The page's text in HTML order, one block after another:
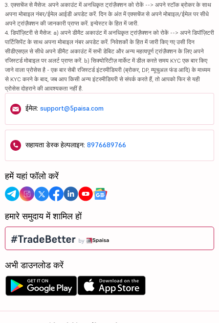
3. एक्सचेंज से मैसेज: अपने अकाउंट में अनधिकृत ट्रांज़ैक्शन को रोकें --> अपने स्टॉक ब्रोकर के साथ
अपना मोबाइल नंबर/ईमेल आईडी अपडेट करें. दिन के अंत में एक्सचेंज से अपने मोबाइल/ईमेल पर सीधे
अपने ट्रांज़ैक्शन की जानकारी प्राप्त करें. इन्वेस्टर के हित में जारी.
4. डिपॉज़िटरी से मैसेज: a) अपने डीमैट अकाउंट में अनधिकृत ट्रांज़ैक्शन को रोकें --> अपने डिपॉज़िटरी
पार्टिसिपेंट के साथ अपना मोबाइल नंबर अपडेट करें. निवेशकों के हित में जारी किए गए उसी दिन
सीडीएसएल से सीधे अपने डीमैट अकाउंट में सभी डेबिट और अन्य महत्वपूर्ण ट्रांज़ैक्शन के लिए अपने
रजिस्टर्ड मोबाइल पर अलर्ट प्राप्त करें. b) सिक्योरिटीज़ मार्केट में डील करते समय KYC एक बार किए
जाने वाला प्रोसेस है - एक बार सेबी रजिस्टर्ड इंटरमीडियरी (ब्रोकर, DP, म्यूचुअल फंड आदि) के माध्यम
से KYC करने के बाद, जब आप किसी अन्य इंटरमीडियरी से संपर्क करते हैं, तो आपको फिर से यही
प्रोसेस दोहराने की आवश्यकता नहीं है.
ईमेल: support@5paisa.com
सहायता डेस्क हेल्पलाइन: 8976689766
हमें यहां फॉलो करें
हमारे समुदाय में शामिल हों
अभी डाउनलोड करें